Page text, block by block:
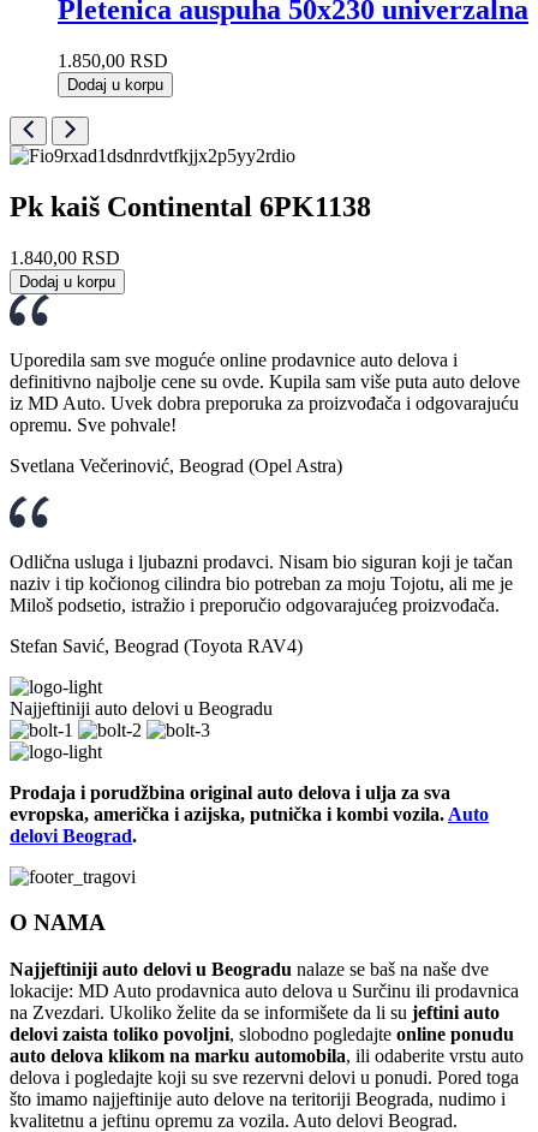
Pletenica auspuha 50x230 univerzalna
1.850,00 RSD
Dodaj u korpu
Pk kaiš Continental 6PK1138
1.840,00 RSD
Dodaj u korpu
Uporedila sam sve moguće online prodavnice auto delova i
definitivno najbolje cene su ovde. Kupila sam više puta auto delove
iz MD Auto. Uvek dobra preporuka za proizvođača i odgovarajuću
opremu. Sve pohvale!
Svetlana Večerinović, Beograd (Opel Astra)
Odlična usluga i ljubazni prodavci. Nisam bio siguran koji je tačan
naziv i tip kočionog cilindra bio potreban za moju Tojotu, ali me je
Miloš podsetio, istražio i preporučio odgovarajućeg proizvođača.
Stefan Savić, Beograd (Toyota RAV4)
Najjeftiniji auto delovi u Beogradu
Prodaja i porudžbina original auto delova i ulja za sva
evropska, američka i azijska, putnička i kombi vozila. Auto
delovi Beograd.
O NAMA
Najjeftiniji auto delovi u Beogradu nalaze se baš na naše dve
lokacije: MD Auto prodavnica auto delova u Surčinu ili prodavnica
na Zvezdari. Ukoliko želite da se informišete da li su jeftini auto
delovi zaista toliko povoljni, slobodno pogledajte online ponudu
auto delova klikom na marku automobila, ili odaberite vrstu auto
delova i pogledajte koji su sve rezervni delovi u ponudi. Pored toga
što imamo najjeftinije auto delove na teritoriji Beograda, nudimo i
kvalitetnu a jeftinu opremu za vozila. Auto delovi Beograd.